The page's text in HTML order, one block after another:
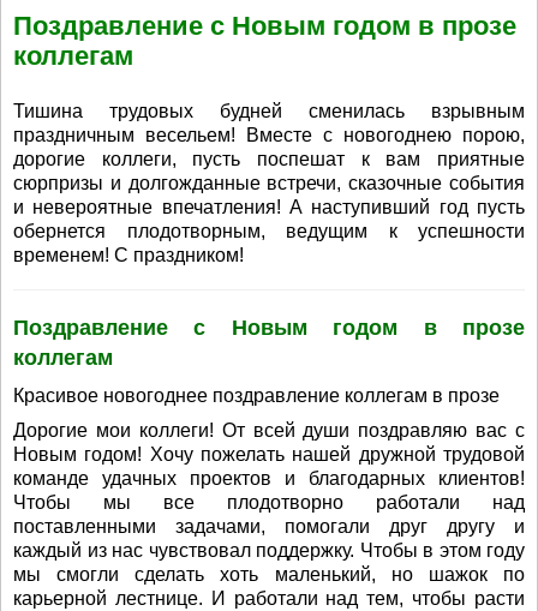
Поздравление с Новым годом в прозе
коллегам
Тишина трудовых будней сменилась взрывным
праздничным весельем! Вместе с новогоднею порою,
дорогие коллеги, пусть поспешат к вам приятные
сюрпризы и долгожданные встречи, сказочные события
и невероятные впечатления! А наступивший год пусть
обернется плодотворным, ведущим к успешности
временем! С праздником!
Поздравление с Новым годом в прозе
коллегам
Красивое новогоднее поздравление коллегам в прозе
Дорогие мои коллеги! От всей души поздравляю вас с
Новым годом! Хочу пожелать нашей дружной трудовой
команде удачных проектов и благодарных клиентов!
Чтобы мы все плодотворно работали над
поставленными задачами, помогали друг другу и
каждый из нас чувствовал поддержку. Чтобы в этом году
мы смогли сделать хоть маленький, но шажок по
карьерной лестнице. И работали над тем, чтобы расти